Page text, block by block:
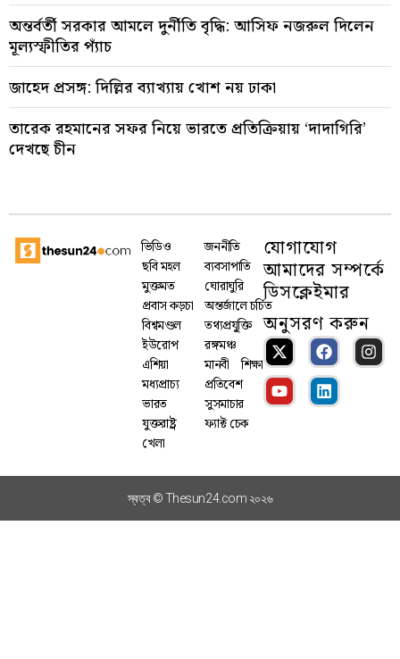
অন্তর্বর্তী সরকার আমলে দুর্নীতি বৃদ্ধি: আসিফ নজরুল দিলেন
মূল্যস্ফীতির প্যাঁচ
জাহেদ প্রসঙ্গ: দিল্লির ব্যাখ্যায় খোশ নয় ঢাকা
তারেক রহমানের সফর নিয়ে ভারতে প্রতিক্রিয়ায় ‘দাদাগিরি’
দেখছে চীন
ভিডিও
ছবি মহল
মুক্তমত
প্রবাস কড়চা
বিশ্বমণ্ডল
ইউরোপ
এশিয়া
মধ্যপ্রাচ্য
ভারত
যুক্তরাষ্ট্র
খেলা
জননীতি
ব্যবসাপাতি
ঘোরাঘুরি
অন্তর্জালে চর্চিত
তথ্যপ্রযু্ক্তি
রঙ্গমঞ্চ
মানবী
শিক্ষা
প্রতিবেশ
সুসমাচার
ফ্যাক্ট চেক
যোগাযোগ
আমাদের সম্পর্কে
ডিসক্লেইমার
অনুসরণ করুন
স্বত্ব © Thesun24.com ২০২৬